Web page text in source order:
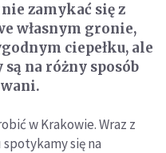
zamykać się z
własnym gronie,
ciepełku, ale
na różny sposób
w Krakowie. Wraz z
się na